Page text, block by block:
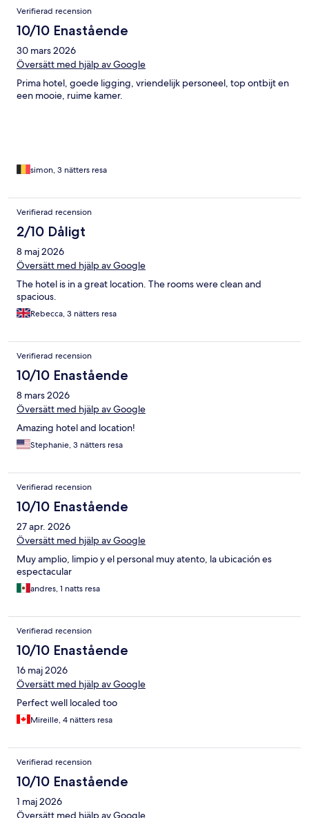
Verifierad recension
10/10 Enastående
30 mars 2026
Översätt med hjälp av Google
Prima hotel, goede ligging, vriendelijk personeel, top ontbijt en
een mooie, ruime kamer.
simon, 3 nätters resa
Verifierad recension
2/10 Dåligt
8 maj 2026
Översätt med hjälp av Google
The hotel is in a great location. The rooms were clean and
spacious.
Rebecca, 3 nätters resa
Verifierad recension
10/10 Enastående
8 mars 2026
Översätt med hjälp av Google
Amazing hotel and location!
Stephanie, 3 nätters resa
Verifierad recension
10/10 Enastående
27 apr. 2026
Översätt med hjälp av Google
Muy amplio, limpio y el personal muy atento, la ubicación es
espectacular
andres, 1 natts resa
Verifierad recension
10/10 Enastående
16 maj 2026
Översätt med hjälp av Google
Perfect well localed too
Mireille, 4 nätters resa
Verifierad recension
10/10 Enastående
1 maj 2026
Översätt med hjälp av Google